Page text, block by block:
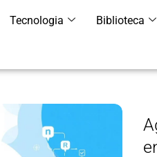
Tecnologia Biblioteca